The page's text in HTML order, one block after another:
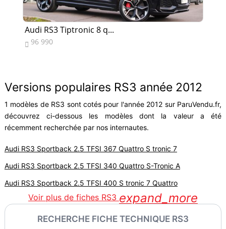
Audi RS3 Tiptronic 8 q...
 96 990
Versions populaires RS3 année 2012
1 modèles de RS3 sont cotés pour l'année 2012 sur ParuVendu.fr,
découvrez ci-dessous les modèles dont la valeur a été
récemment recherchée par nos internautes.
Audi RS3 Sportback 2.5 TFSI 367 Quattro S tronic 7
Audi RS3 Sportback 2.5 TFSI 340 Quattro S-Tronic A
Audi RS3 Sportback 2.5 TFSI 400 S tronic 7 Quattro
Voir plus de fiches RS3 expand_more
RECHERCHE FICHE TECHNIQUE RS3